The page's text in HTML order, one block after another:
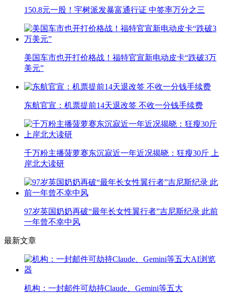
150.8元一股！宇树派发暴富通行证 中签率万分之三
美国车市也开打价格战！福特官宣新电动皮卡“跌破3万
美元”
东航官宣：机票提前14天退改签 不收一分钱手续费
千万粉主播菠萝赛东沉寂近一年近况揭晓：狂瘦30斤 上
岸北大读研
97岁英国奶奶再破“最年长女性翼行者”吉尼斯纪录 此前
一年曾不幸中风
最新文章
机构：一封邮件可劫持Claude、Gemini等五大